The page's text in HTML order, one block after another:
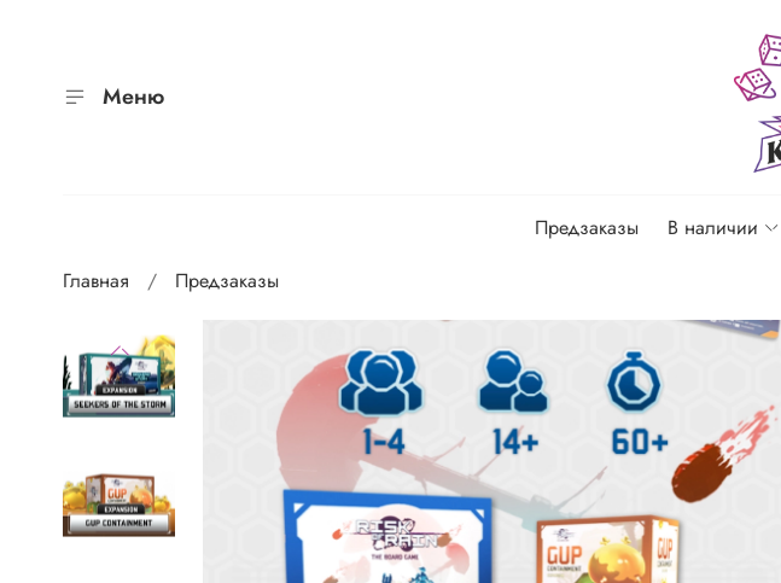
Меню
Предзаказы В наличии
Главная
Предзаказы